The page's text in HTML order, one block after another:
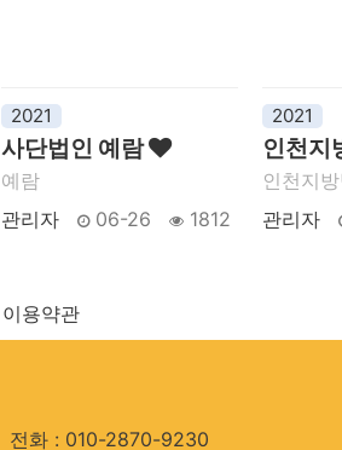
2021
사단법인 예람
예람
관리자
06-26 1812
2021
인천지
인천지
관리자
이용약관
전화 : 010-2870-9230